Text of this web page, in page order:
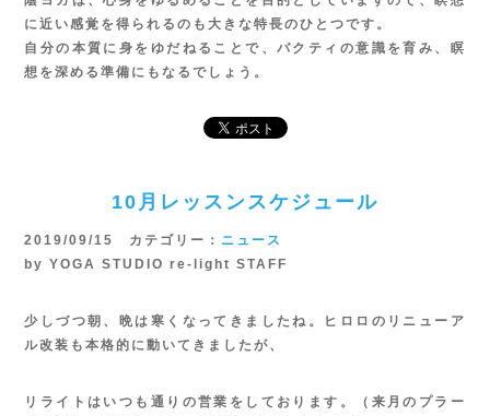
に近い感覚を得られるのも大きな特長のひとつです。
自分の本質に身をゆだねることで、バクティの意識を育み、瞑
想を深める準備にもなるでしょう。
10月レッスンスケジュール
2019/09/15 カテゴリー： ニュース
by YOGA STUDIO re-light STAFF
少しづつ朝、晩は寒くなってきましたね。ヒロロのリニューア
ル改装も本格的に動いてきましたが、
リライトはいつも通りの営業をしております。（来月のプラー